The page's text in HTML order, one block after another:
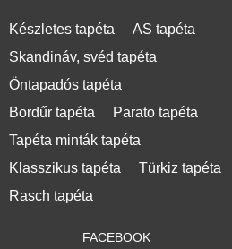
Készletes tapéta
AS tapéta
Skandináv, svéd tapéta
Öntapadós tapéta
Bordűr tapéta
Parato tapéta
Tapéta minták tapéta
Klasszikus tapéta
Türkiz tapéta
Rasch tapéta
FACEBOOK